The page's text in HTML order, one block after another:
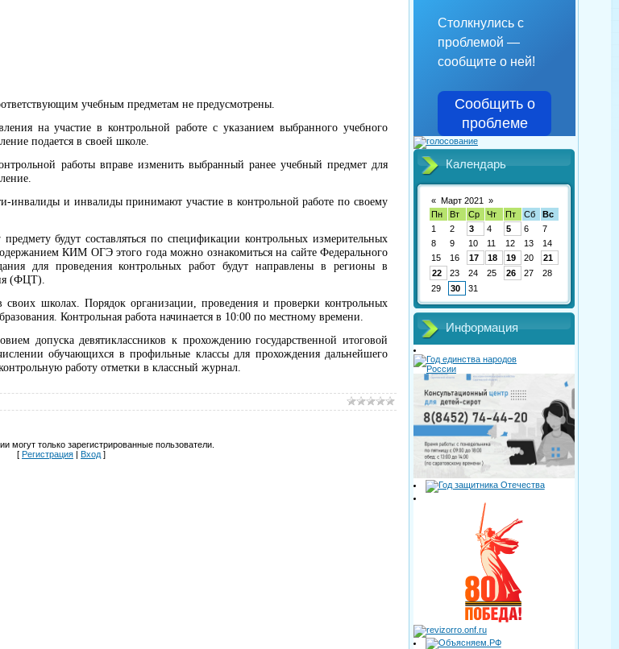
учебным предметам не предусмотрены.
на участие в контрольной работе с указанием выбранного учебного
подается в своей школе.
работы вправе изменить выбранный ранее учебный предмет для
инвалиды и инвалиды принимают участие в контрольной работе по своему
будут составляться по спецификации контрольных измерительных
КИМ ОГЭ этого года можно ознакомиться на сайте Федерального
для проведения контрольных работ будут направлены в регионы в
(ФЦТ).
своих школах. Порядок организации, проведения и проверки контрольных
Контрольная работа начинается в 10:00 по местному времени.
допуска девятиклассников к прохождению государственной итоговой
обучающихся в профильные классы для прохождения дальнейшего
работу отметки в классный журнал.
могут только зарегистрированные пользователи.
[ Регистрация | Вход ]
Столкнулись с
проблемой —
сообщите о ней!
Сообщить о
проблеме
Календарь
« Март 2021
»
Пн
Вт Ср Чт Пт Сб
Вс
1
2 3 4 5 6
7
8
9 10 11 12 13
14
15
16 17 18 19 20
21
22
23 24 25 26 27
28
29
30 31
Информация